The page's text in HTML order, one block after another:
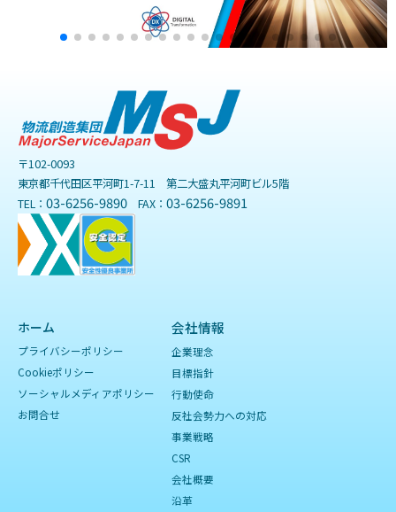
〒102-0093
東京都千代田区平河町1-7-11 第二大盛丸平河町ビル5階
TEL： 03-6256-9890 FAX： 03-6256-9891
ホーム
プライバシーポリシー
Cookieポリシー
ソーシャルメディアポリシー
お問合せ
会社情報
企業理念
目標指針
行動使命
反社会勢力への対応
事業戦略
CSR
会社概要
沿革